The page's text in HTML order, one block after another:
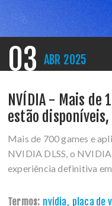
03 ABR 2025
NVÍDIA - Mais de
estão
Mais de 700 games e
NVIDIA DLSS, o
experiência definitiva
Termos: nvidia, placa de